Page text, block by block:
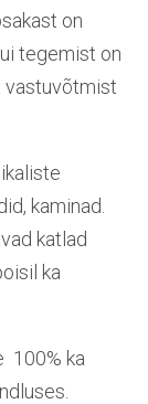
on
tegemist on
vastuvõtmist
kaminad.
katlad
ka
100% ka